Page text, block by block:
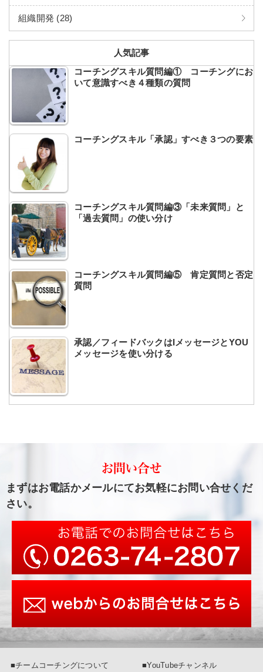
組織開発 (28)
人気記事
コーチングスキル質問編① コーチングにお
いて意識すべき４種類の質問
コーチングスキル「承認」すべき３つの要素
コーチングスキル質問編③「未来質問」と
「過去質問」の使い分け
コーチングスキル質問編⑤ 肯定質問と否定
質問
承認／フィードバックはIメッセージとYOU
メッセージを使い分ける
まずはお電話かメールにてお気軽にお問い合せくだ
さい。
■チームコーチングについて ■YouTubeチャンネル